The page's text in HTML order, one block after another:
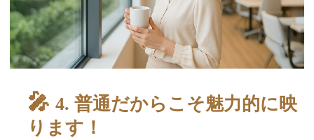
スタッフブログ
4. 普通だからこそ魅力的に映
ります！